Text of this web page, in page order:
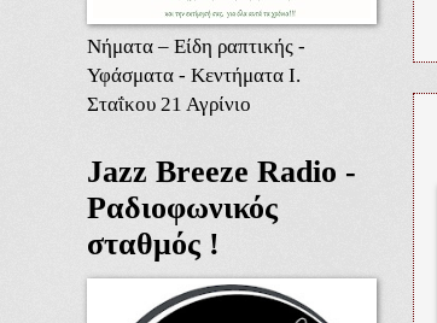
Νήματα – Είδη ραπτικής -
Υφάσματα - Κεντήματα Ι.
Σταΐκου 21 Αγρίνιο
Jazz Breeze Radio -
Ραδιοφωνικός
σταθμός !